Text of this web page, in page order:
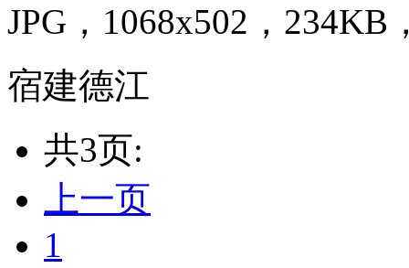
JPG，1068x502，234KB
宿建德江
共3页:
上一页
1